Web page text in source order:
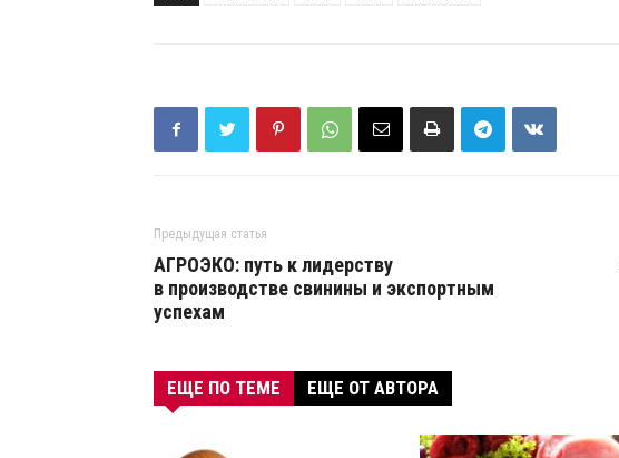
Предыдущая статья
АГРОЭКО: путь к лидерству
в производстве свинины и экспортным
успехам
ЕЩЕ ПО ТЕМЕ ЕЩЕ ОТ АВТОРА